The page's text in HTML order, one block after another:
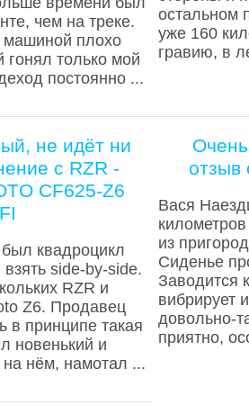
чем на треке.
машиной плохо
только мой
постоянно ...
остальном
уже 160
гравию, в
не идёт ни
с RZR -
CF625-Z6
квадроцикл
side-by-side.
RZR и
Z6. Продавец
в принципе такая
новенький и
на нём, намотал ...
отзыв
Вася
из
Сиденье
Заводится
вибрирует
довольно-
приятно,